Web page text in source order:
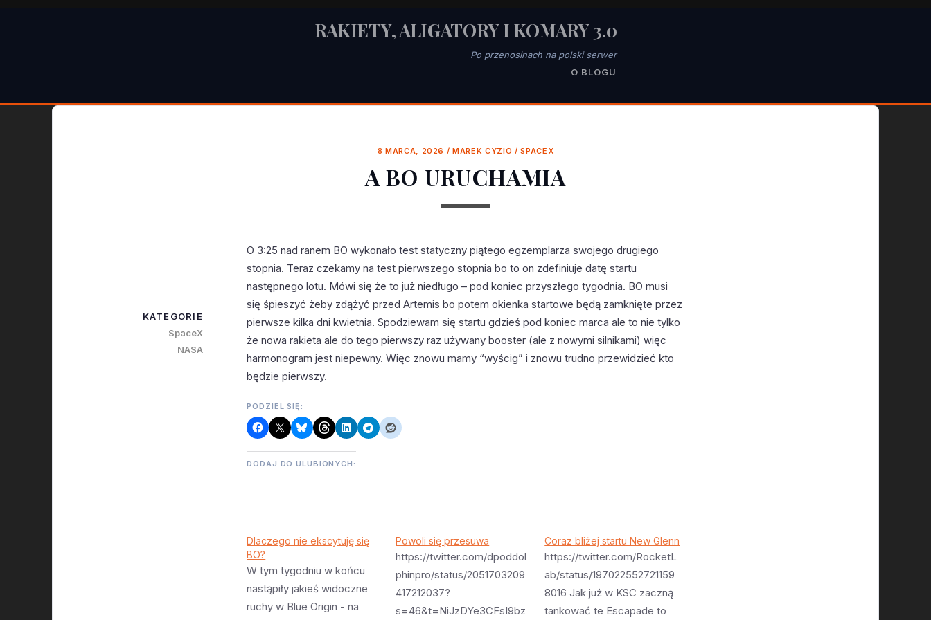
RAKIETY, ALIGATORY I KOMARY 3.0
Po przenosinach na polski serwer
O BLOGU
8 MARCA, 2026 /MAREK CYZIO /SPACEX
A BO URUCHAMIA
O 3:25 nad ranem BO wykonało test statyczny piątego egzemplarza swojego drugiego
stopnia. Teraz czekamy na test pierwszego stopnia bo to on zdefiniuje datę startu
następnego lotu. Mówi się że to już niedługo – pod koniec przyszłego tygodnia. BO musi
się śpieszyć żeby zdążyć przed Artemis bo potem okienka startowe będą zamknięte przez
pierwsze kilka dni kwietnia. Spodziewam się startu gdzieś pod koniec marca ale to nie tylko
że nowa rakieta ale do tego pierwszy raz używany booster (ale z nowymi silnikami) więc
harmonogram jest niepewny. Więc znowu mamy “wyścig” i znowu trudno przewidzieć kto
będzie pierwszy.
PODZIEL SIĘ:
DODAJ DO ULUBIONYCH:
Dlaczego nie ekscytuję się
BO?
W tym tygodniu w końcu
nastąpiły jakieś widoczne
ruchy w Blue Origin - na
Powoli się przesuwa
https://twitter.com/dpoddol
phinpro/status/2051703209
417212037?
s=46&t=NiJzDYe3CFsI9bz
Coraz bliżej startu New Glenn
https://twitter.com/RocketL
ab/status/197022552721159
8016 Jak już w KSC zaczną
tankować te Escapade to
KATEGORIE
SpaceX
NASA